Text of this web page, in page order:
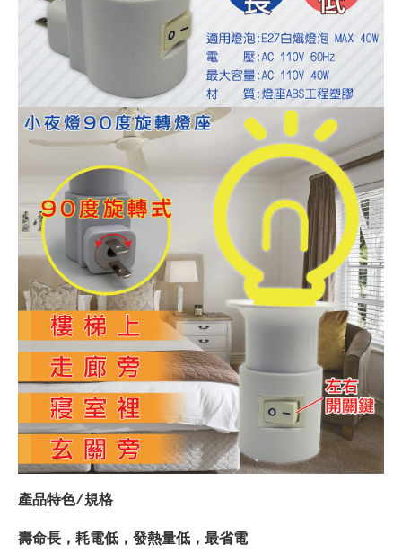
產品特色/規格
壽命長，耗電低，發熱量低，最省電